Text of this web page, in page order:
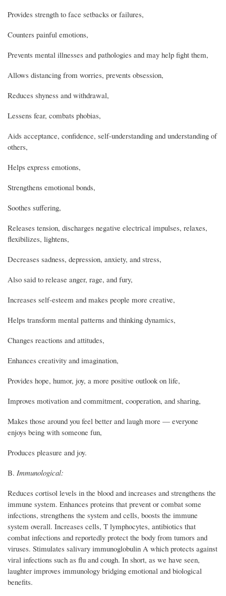
Provides strength to face setbacks or failures,
Counters painful emotions,
Prevents mental illnesses and pathologies and may help fight them,
Allows distancing from worries, prevents obsession,
Reduces shyness and withdrawal,
Lessens fear, combats phobias,
Aids acceptance, confidence, self-understanding and understanding of
others,
Helps express emotions,
Strengthens emotional bonds,
Soothes suffering,
Releases tension, discharges negative electrical impulses, relaxes,
flexibilizes, lightens,
Decreases sadness, depression, anxiety, and stress,
Also said to release anger, rage, and fury,
Increases self-esteem and makes people more creative,
Helps transform mental patterns and thinking dynamics,
Changes reactions and attitudes,
Enhances creativity and imagination,
Provides hope, humor, joy, a more positive outlook on life,
Improves motivation and commitment, cooperation, and sharing,
Makes those around you feel better and laugh more — everyone
enjoys being with someone fun,
Produces pleasure and joy.
B. Immunological:
Reduces cortisol levels in the blood and increases and strengthens the
immune system. Enhances proteins that prevent or combat some
infections, strengthens the system and cells, boosts the immune
system overall. Increases cells, T lymphocytes, antibiotics that
combat infections and reportedly protect the body from tumors and
viruses. Stimulates salivary immunoglobulin A which protects against
viral infections such as flu and cough. In short, as we have seen,
laughter improves immunology bridging emotional and biological
benefits.